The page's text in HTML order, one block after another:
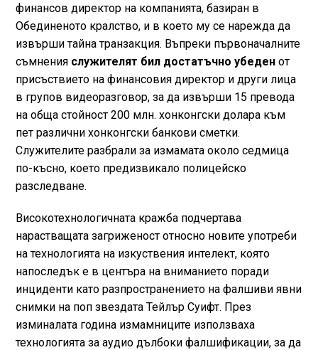
финансов директор на компанията, базиран в
Обединеното кралство, и в което му се нарежда да
извърши тайна транзакция. Въпреки първоначалните
съмнения служителят бил достатъчно убеденот
присъствието на финансовия директор и други лица
в групов видеоразговор, за да извърши 15 превода
на обща стойност 200 млн. хонконгски долара към
пет различни хонконгски банкови сметки.
Служителите разбрали за измамата около седмица
по-късно, което предизвикало полицейско
разследване.
Високотехнологичната кражба подчертава
нарастващата загриженост относно новите употреби
на технологията на изкуствения интелект, която
напоследък е в центъра на вниманието поради
инциденти като разпространението на фалшиви явни
снимки на поп звездата Тейлър Суифт. През
изминалата година измамниците използваха
технологията за аудио дълбоки фалшификации, за да